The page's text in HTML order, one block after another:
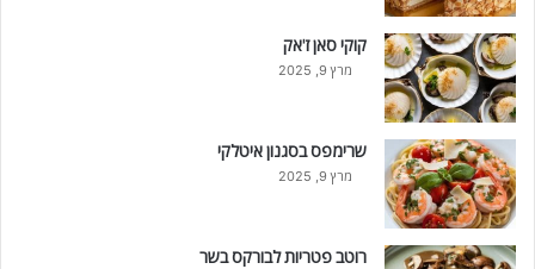
קוקי סאן ז'אק
מרץ 9, 2025
שרימפס בסגנון איטלקי
מרץ 9, 2025
רוטב פטריות לבורקס בשר